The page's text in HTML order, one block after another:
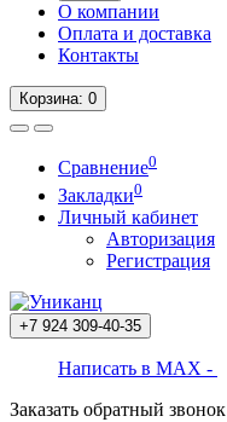
О компании
Оплата и доставка
Контакты
Корзина: 0
Сравнение0
Закладки0
Личный кабинет
Авторизация
Регистрация
+7 924 309-40-35
Написать в MAX -
Заказать обратный звонок